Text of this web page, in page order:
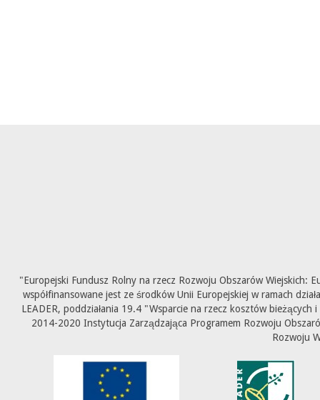
"Europejski Fundusz Rolny na rzecz Rozwoju Obszarów Wiejskich:
współfinansowane jest ze środków Unii Europejskiej w ramach
LEADER, poddziałania 19.4 "Wsparcie na rzecz kosztów
2014-2020 Instytucja Zarządzająca Programem Rozwoju
Rozwoju